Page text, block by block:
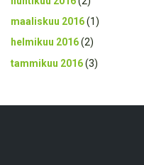
maaliskuu 2016(1)
helmikuu 2016(2)
tammikuu 2016(3)